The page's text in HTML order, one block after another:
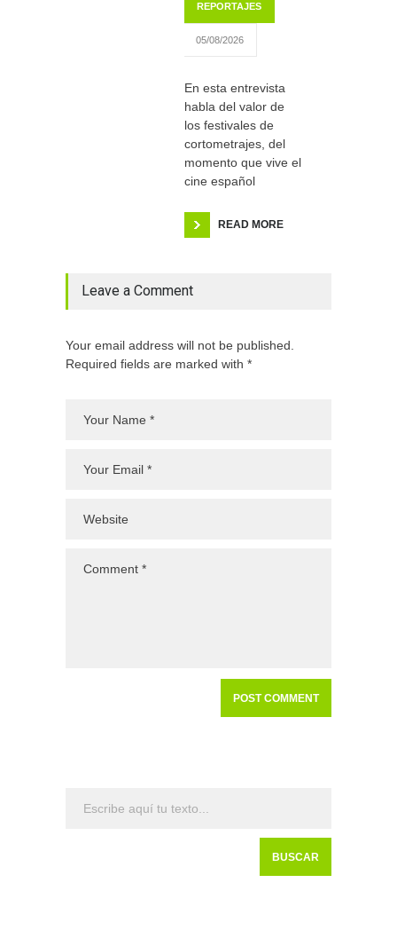
REPORTAJES
05/08/2026
En esta entrevista
habla del valor de
los festivales de
cortometrajes, del
momento que vive el
cine español
READ MORE
Leave a Comment
Your email address will not be published.
Required fields are marked with *